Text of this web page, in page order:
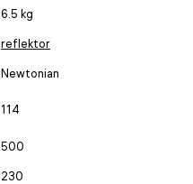
6.5 kg
reflektor
Newtonian
114
500
230